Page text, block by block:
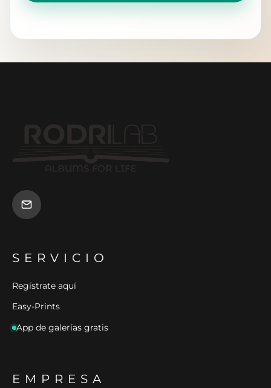
SERVICIO
Regístrate aquí
Easy-Prints
App de galerías gratis
EMPRESA